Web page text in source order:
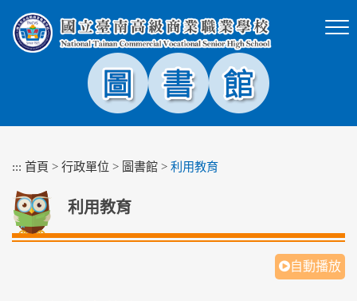
塊
::: 首頁 > 行政單位 > 圖書館 > 利用教育
利用教育
自動播放